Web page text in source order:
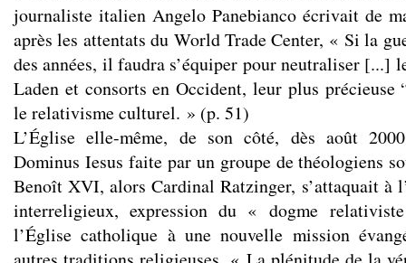
journaliste italien Angelo Panebianco écrivait de
après les attentats du World Trade Center, « Si la
des années, il faudra s’équiper pour neutraliser
Laden et consorts en Occident, leur plus précieuse
le relativisme culturel. » (p. 51)
L’Église elle-même, de son côté, dès août
Dominus Iesus faite par un groupe de théologiens
Benoît XVI, alors Cardinal Ratzinger, s’attaquait à
interreligieux, expression du « dogme
l’Église catholique à une nouvelle mission